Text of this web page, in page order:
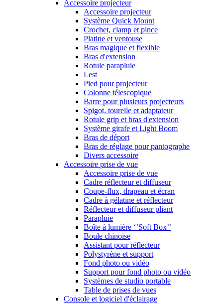
Accessoire projecteur
Accessoire projecteur
Système Quick Mount
Crochet, clamp et pince
Platine et ventouse
Bras magique et flexible
Bras d'extension
Rotule parapluie
Lest
Pied pour projecteur
Colonne télescopique
Barre pour plusieurs projecteurs
Spigot, tourelle et adaptateur
Rotule grip et bras d'extension
Système girafe et Light Boom
Bras de déport
Bras de réglage pour pantographe
Divers accessoire
Accessoire prise de vue
Accessoire prise de vue
Cadre réflecteur et diffuseur
Coupe-flux, drapeau et écran
Cadre à gélatine et réflecteur
Réflecteur et diffuseur pliant
Parapluie
Boîte à lumière ‘’Soft Box’’
Boule chinoise
Assistant pour réflecteur
Polystyrène et support
Fond photo ou vidéo
Support pour fond photo ou vidéo
Systèmes de studio portable
Table de prises de vues
Console et logiciel d'éclairage